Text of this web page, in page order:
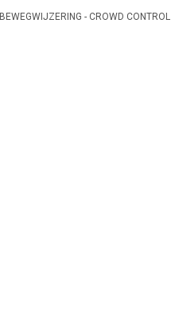
BEWEGWIJZERING - CROWD CONTROL